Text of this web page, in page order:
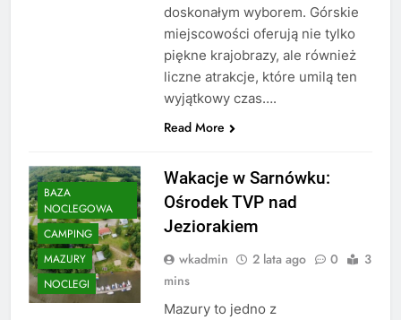
doskonałym wyborem. Górskie
miejscowości oferują nie tylko
piękne krajobrazy, ale również
liczne atrakcje, które umilą ten
wyjątkowy czas….
Read More
BAZA
NOCLEGOWA
CAMPING
MAZURY
NOCLEGI
Wakacje w Sarnówku:
Ośrodek TVP nad
Jeziorakiem
wkadmin 2 lata ago 0
3
mins
Mazury to jedno z